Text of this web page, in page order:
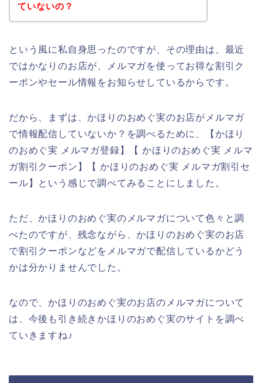
ていないの？
という風に私自身思ったのですが、その理由は、最近
ではかなりのお店が、メルマガを使ってお得な割引ク
ーポンやセール情報をお知らせしているからです。
だから、まずは、かほりのおめぐ実のお店がメルマガ
で情報配信していないか？を調べるために、【かほり
のおめぐ実 メルマガ登録】【 かほりのおめぐ実 メルマ
ガ割引クーポン】【 かほりのおめぐ実 メルマガ割引セ
ール】という感じで調べてみることにしました。
ただ、かほりのおめぐ実のメルマガについて色々と調
べたのですが、残念ながら、かほりのおめぐ実のお店
で割引クーポンなどをメルマガで配信しているかどう
かは分かりませんでした。
なので、かほりのおめぐ実のお店のメルマガについて
は、今後も引き続きかほりのおめぐ実のサイトを調べ
ていきますね♪